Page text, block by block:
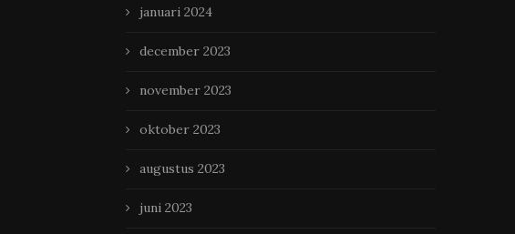
januari 2024
december 2023
november 2023
oktober 2023
augustus 2023
juni 2023